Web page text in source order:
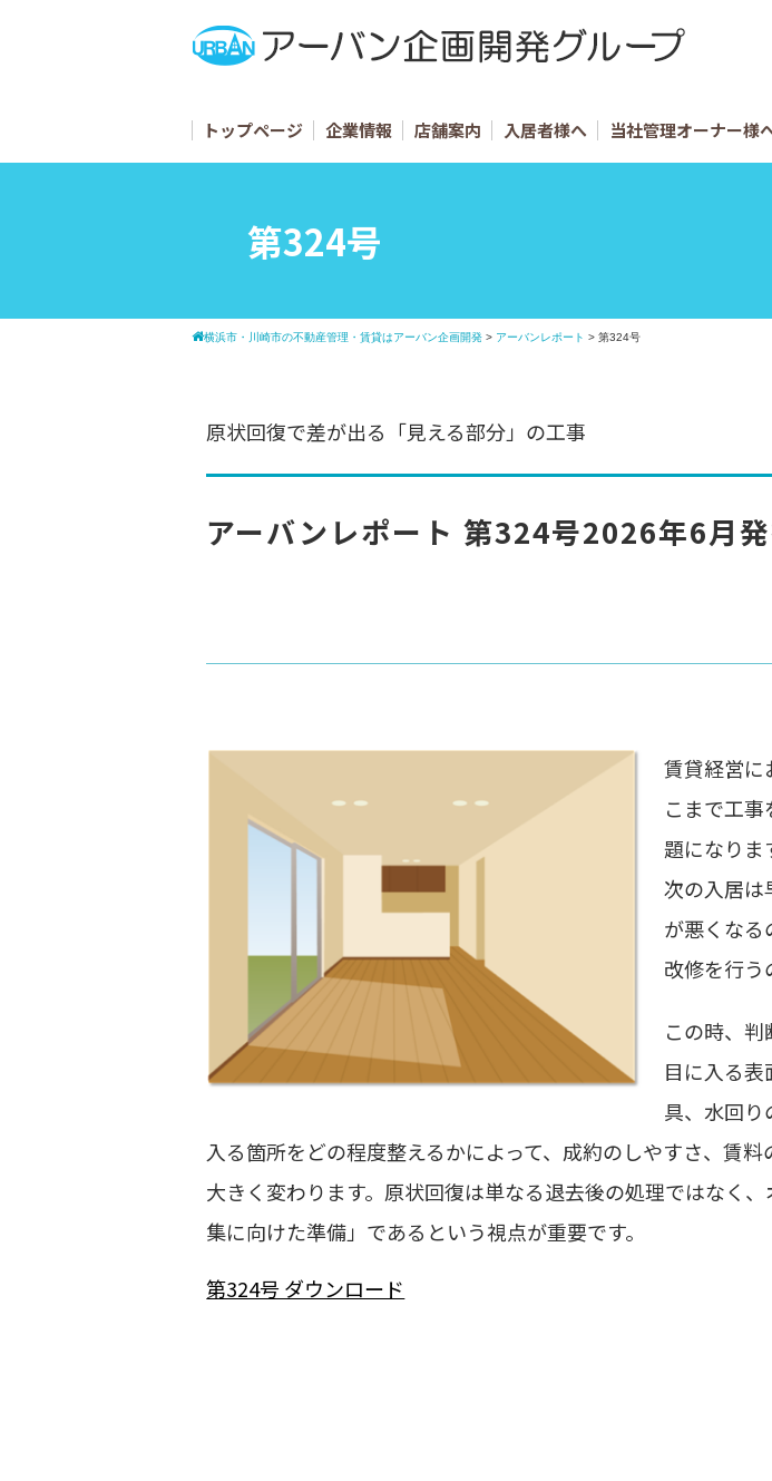
トップページ 企業情報 店舗案内 入居者様へ 当社管理オーナー様
第324号
横浜市・川崎市の不動産管理・賃貸はアーバン企画開発 > アーバンレポート > 第324号
原状回復で差が出る「見える部分」の工事
アーバンレポート 第324号2026年6月
賃貸経営に
こまで工
題になりま
次の入居は
が悪くなる
改修を行う
この時、
目に入る
具、水回り
入る箇所をどの程度整えるかによって、成約のしやすさ、賃
大きく変わります。原状回復は単なる退去後の処理ではなく
集に向けた準備」であるという視点が重要です。
第324号 ダウンロード